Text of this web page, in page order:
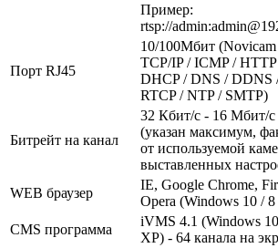
Пример:
rtsp://
Порт RJ45
10/100Мбит
TCP/IP / ICMP /
DHCP / DNS / DDNS
RTCP / NTP / SMTP)
Битрейт на канал
32 Кбит/с - 16 Мбит/с
(указан максимум,
от используемой
выставленных
WEB браузер
IE, Google Chrome,
Opera (Windows 10 /
CMS программа
iVMS 4.1 (Windows
XP) - 64 канала на